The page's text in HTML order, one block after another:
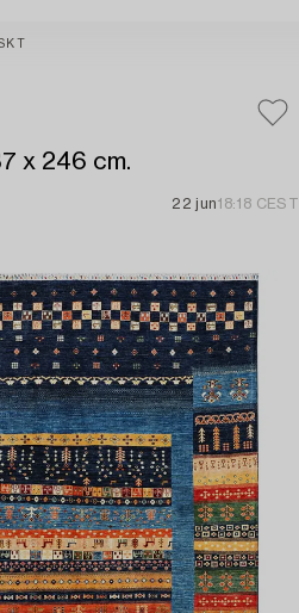
x 246 cm.
22 jun18:18 CEST